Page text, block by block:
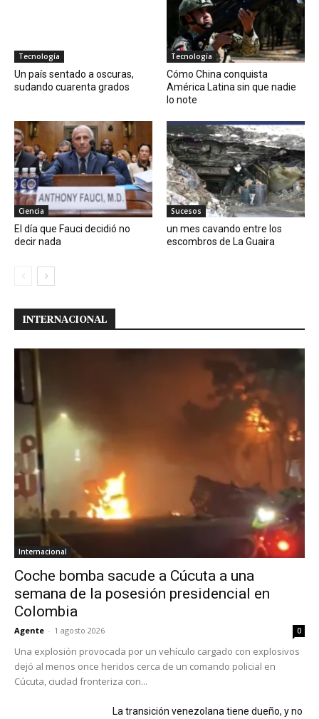
Tecnología
Un país sentado a oscuras,
sudando cuarenta grados
Tecnología
Cómo China conquista
América Latina sin que nadie
lo note
Ciencia
El día que Fauci decidió no
decir nada
Sucesos
un mes cavando entre los
escombros de La Guaira
INTERNACIONAL
Internacional
Coche bomba sacude a Cúcuta a una
semana de la posesión presidencial en
Colombia
Agente - 1 agosto 2026 0
Una explosión provocada por un vehículo cargado con explosivos
dejó al menos once heridos cerca de un comando policial en
Cúcuta, ciudad fronteriza con...
La transición venezolana tiene dueño, y no